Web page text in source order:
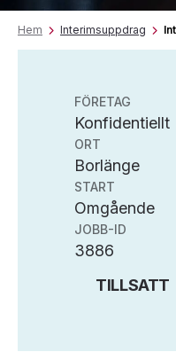
Hem Interimsuppdrag
FÖRETAG
Konfidentiellt
ORT
Borlänge
START
Omgående
JOBB-ID
3886
TILLSATT